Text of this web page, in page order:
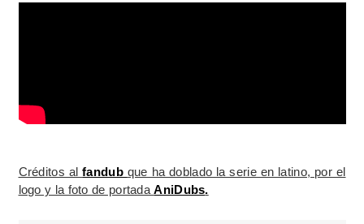
Créditos alfandub que ha doblado la serie en latino, por el
logo y la foto de portadaAniDubs.